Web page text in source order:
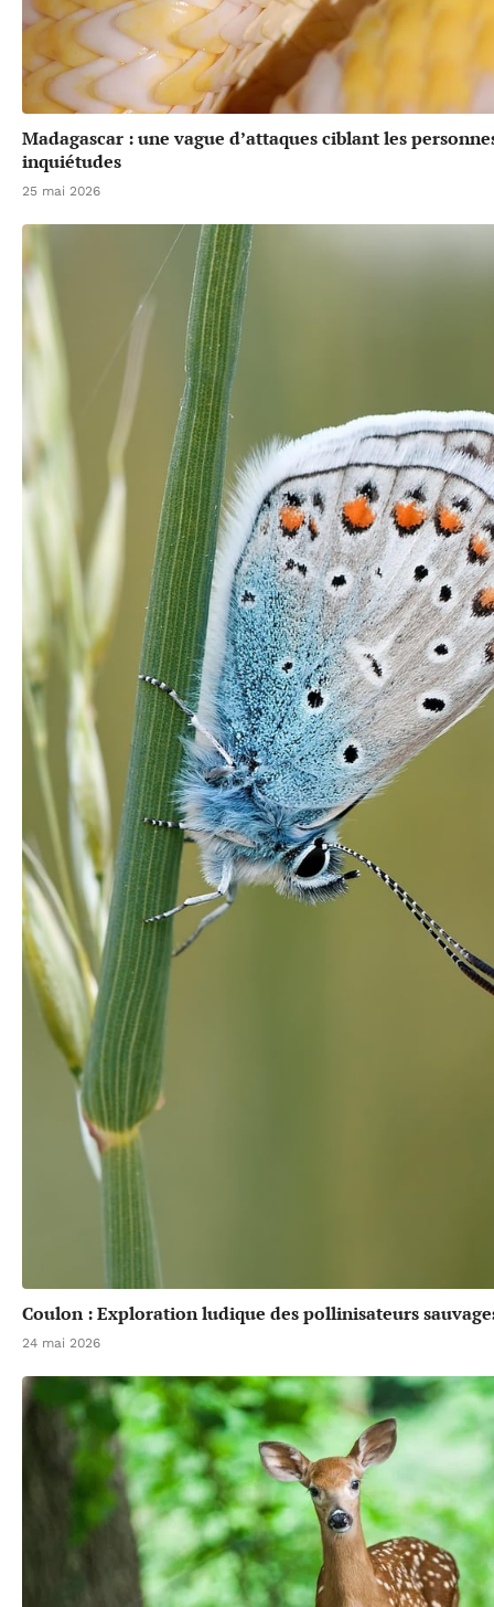
Madagascar : une vague d’attaques ciblant les
inquiétudes
25 mai 2026
Coulon : Exploration ludique des pollinisateurs
24 mai 2026